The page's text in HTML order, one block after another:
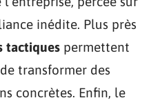
inédite. Plus près
tactiques permettent
transformer des
concrètes. Enfin, le